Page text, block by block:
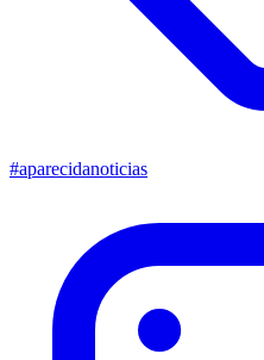
#aparecidanoticias